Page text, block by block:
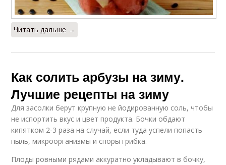
Читать дальше →
Как солить арбузы на зиму.
Лучшие рецепты на зиму
Для засолки берут крупную не йодированную соль, чтобы
не испортить вкус и цвет продукта. Бочки обдают
кипятком 2-3 раза на случай, если туда успели попасть
пыль, микроорганизмы и споры грибка.
Плоды ровными рядами аккуратно укладывают в бочку,